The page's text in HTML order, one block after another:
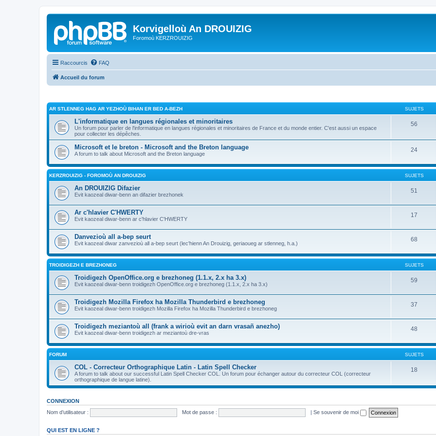
Korvigelloù An DROUIZIG
Foromoù KERZROUIZIG
Raccourcis FAQ
Accueil du forum
AR STLENNEG HAG AR YEZHOÙ BIHAN ER BED A-BEZH SUJETS
L'informatique en langues régionales et minoritaires
Un forum pour parler de l'informatique en langues régionales et minoritaires de France et du monde entier. C'est aussi un espace
pour collecter les dépêches.
56
Microsoft et le breton - Microsoft and the Breton language
A forum to talk about Microsoft and the Breton language
24
KERZROUIZIG - FOROMOÙ AN DROUIZIG SUJETS
An DROUIZIG Difazier
Evit kaozeal diwar-benn an difazier brezhonek
51
Ar c'hlavier C'HWERTY
Evit kaozeal diwar-benn ar c'hlavier C'HWERTY
17
Danvezioù all a-bep seurt
Evit kaozeal diwar zanvezioù all a-bep seurt (lec'hienn An Drouizig, geriaoueg ar stlenneg, h.a.)
68
TROIDIGEZH E BREZHONEG SUJETS
Troidigezh OpenOffice.org e brezhoneg (1.1.x, 2.x ha 3.x)
Evit kaozeal diwar-benn troidigezh OpenOffice.org e brezhoneg (1.1.x, 2.x ha 3.x)
59
Troidigezh Mozilla Firefox ha Mozilla Thunderbird e brezhoneg
Evit kaozeal diwar-benn troidigezh Mozilla Firefox ha Mozilla Thunderbird e brezhoneg
37
Troidigezh meziantoù all (frank a wirioù evit an darn vrasañ anezho)
Evit kaozeal diwar-benn troidigezh ar meziantoù dre-vras
48
FORUM SUJETS
COL - Correcteur Orthographique Latin - Latin Spell Checker
A forum to talk about our successful Latin Spell Checker COL. Un forum pour échanger autour du correcteur COL (correcteur
orthographique de langue latine).
18
CONNEXION
Nom d’utilisateur :
Mot de passe : | Se souvenir de moi
QUI EST EN LIGNE ?